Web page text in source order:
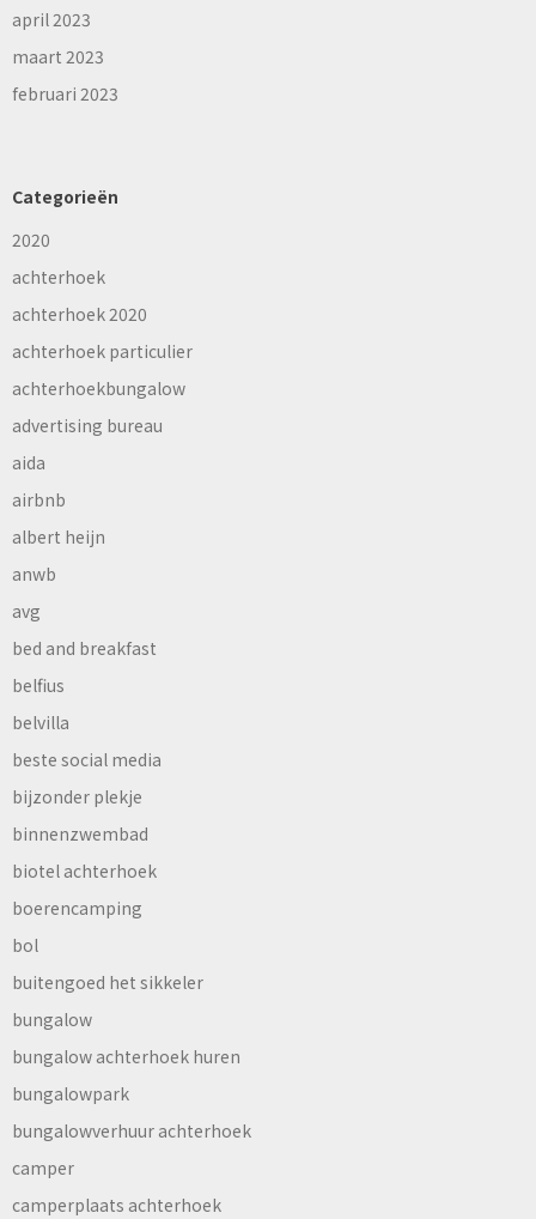
april 2023
maart 2023
februari 2023
Categorieën
2020
achterhoek
achterhoek 2020
achterhoek particulier
achterhoekbungalow
advertising bureau
aida
airbnb
albert heijn
anwb
avg
bed and breakfast
belfius
belvilla
beste social media
bijzonder plekje
binnenzwembad
biotel achterhoek
boerencamping
bol
buitengoed het sikkeler
bungalow
bungalow achterhoek huren
bungalowpark
bungalowverhuur achterhoek
camper
camperplaats achterhoek